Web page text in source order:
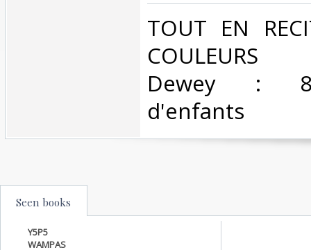
‎TOUT EN
COULEURS
Dewey :
d'enfants‎
Seen books
Y5P5
WAMPAS